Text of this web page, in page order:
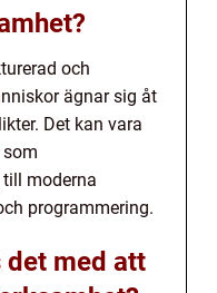
och
ägnar sig åt
Det kan vara
moderna
programmering.
med att